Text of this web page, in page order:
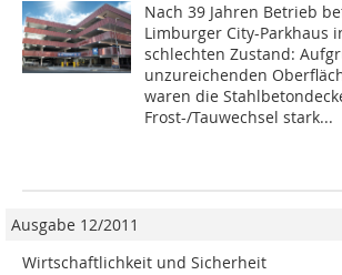
Nach 39 Jahren Betrieb
Limburger City-Parkhaus
schlechten Zustand:
unzureichenden
waren die
Frost-/Tauwechsel stark...
Ausgabe 12/2011
Wirtschaftlichkeit und Sicherheit